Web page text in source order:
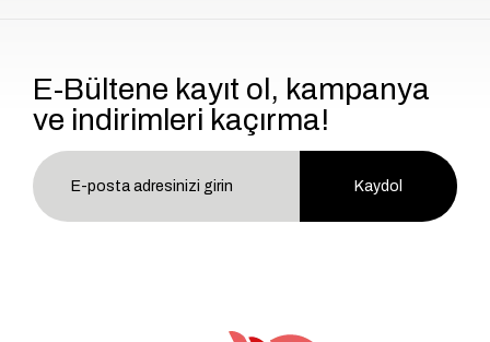
E-Bültene kayıt ol, kampanya
ve indirimleri kaçırma!
Kaydol